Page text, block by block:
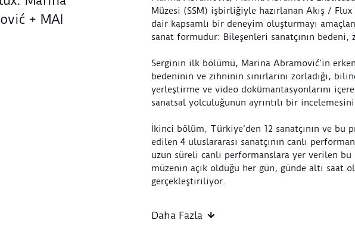
+ MAI
Müzesi (SSM) işbirliğiyle hazırlanan Akış /
dair kapsamlı bir deneyim oluşturmayı
sanat formudur: Bileşenleri sanatçının
Serginin ilk bölümü, Marina Abramović’in
bedeninin ve zihninin sınırlarını zorladığı,
yerleştirme ve video dokümantasyonlarını
sanatsal yolculuğunun ayrıntılı bir
İkinci bölüm, Türkiye’den 12 sanatçının ve bu
edilen 4 uluslararası sanatçının canlı
uzun süreli canlı performanslara yer verilen
müzenin açık olduğu her gün, günde altı saat
gerçekleştiriliyor.
açarak, derin düşünmeyi, katılımı ve topluluğu
Daha Fazla